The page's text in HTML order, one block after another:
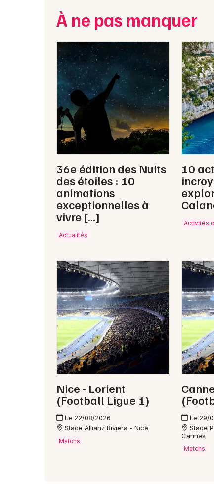
À ne pas manquer
36e édition des Nuits
des étoiles : 10
animations
exceptionnelles à
vivre […]
Actualités
10
Activités
Nice - Lorient
(Football Ligue 1)
Le 22/08/2026
Stade Allianz Riviera - Nice
Matchs
Le 29/
Stade
Cannes
Matchs